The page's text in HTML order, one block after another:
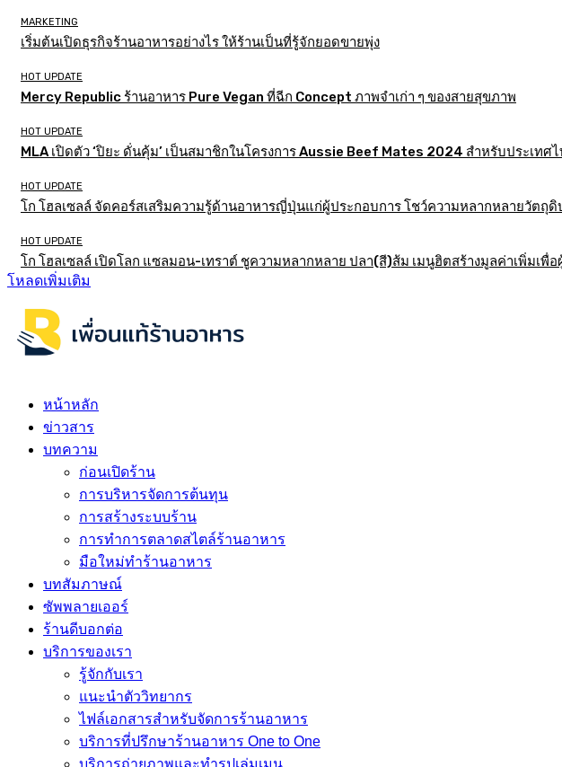
MARKETING
เริ่มต้นเปิดธุรกิจร้านอาหารอย่างไร ให้ร้านเป็นที่รู้จักยอดขายพุ่ง
HOT UPDATE
Mercy Republic ร้านอาหาร Pure Vegan ที่ฉีก Concept ภาพจำเก่า ๆ ของสายสุขภาพ
HOT UPDATE
MLA เปิดตัว ‘ปิยะ ดั่นคุ้ม’ เป็นสมาชิกในโครงการ Aussie Beef Mates 2024 สำหรับประเทศ
HOT UPDATE
โก โฮลเซลล์ จัดคอร์สเสริมความรู้ด้านอาหารญี่ปุ่นแก่ผู้ประกอบการ โชว์ความหลากหลายวัตถุ
HOT UPDATE
โก โฮลเซลล์ เปิดโลก แซลมอน-เทราต์ ชูความหลากหลาย ปลา(สี)ส้ม เมนูฮิตสร้างมูลค่าเพิ่มเพื่
โหลดเพิ่มเติม
หน้าหลัก
ข่าวสาร
บทความ
ก่อนเปิดร้าน
การบริหารจัดการต้นทุน
การสร้างระบบร้าน
การทำการตลาดสไตล์ร้านอาหาร
มือใหม่ทำร้านอาหาร
บทสัมภาษณ์
ซัพพลายเออร์
ร้านดีบอกต่อ
บริการของเรา
รู้จักกับเรา
แนะนำตัววิทยากร
ไฟล์เอกสารสำหรับจัดการร้านอาหาร
บริการที่ปรึกษาร้านอาหาร One to One
บริการถ่ายภาพและทำรูปเล่มเมนู